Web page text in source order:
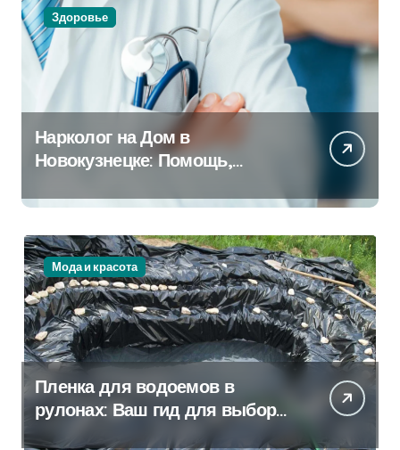
Здоровье
Нарколог на Дом в
Новокузнецке: Помощь,
Мода и красота
Пленка для водоемов в
рулонах: Ваш гид для выбора
и применения